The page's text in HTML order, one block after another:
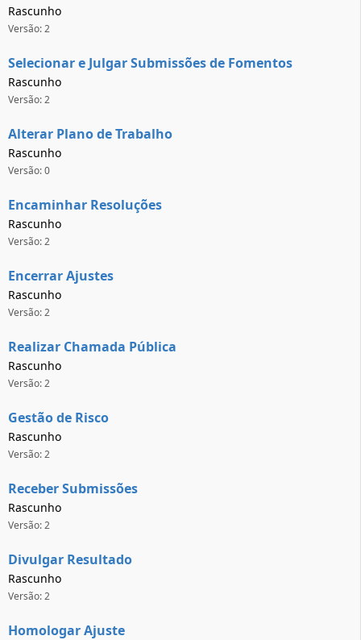
Rascunho
Versão: 2
Selecionar e Julgar Submissões de Fomentos
Rascunho
Versão: 2
Alterar Plano de Trabalho
Rascunho
Versão: 0
Encaminhar Resoluções
Rascunho
Versão: 2
Encerrar Ajustes
Rascunho
Versão: 2
Realizar Chamada Pública
Rascunho
Versão: 2
Gestão de Risco
Rascunho
Versão: 2
Receber Submissões
Rascunho
Versão: 2
Divulgar Resultado
Rascunho
Versão: 2
Homologar Ajuste